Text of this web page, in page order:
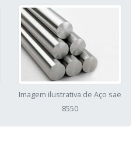
Imagem ilustrativa de Aço sae
8550